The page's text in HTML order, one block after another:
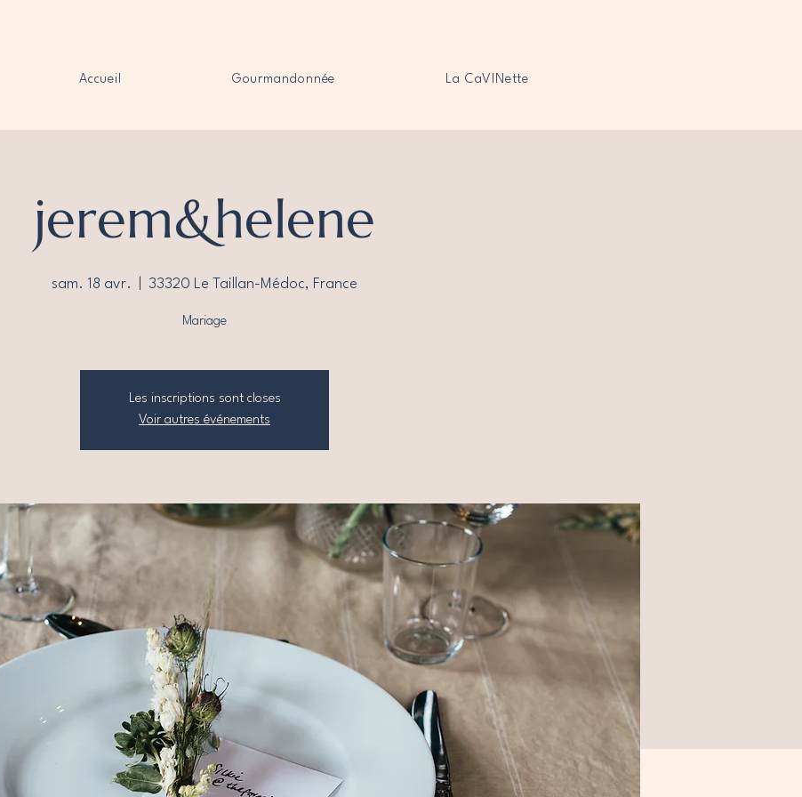
Accueil Gourmandonnée La CaVINette
jerem&helene
sam. 18 avr. 33320 Le Taillan-Médoc, France
Mariage
Les inscriptions sont closes
Voir autres événements